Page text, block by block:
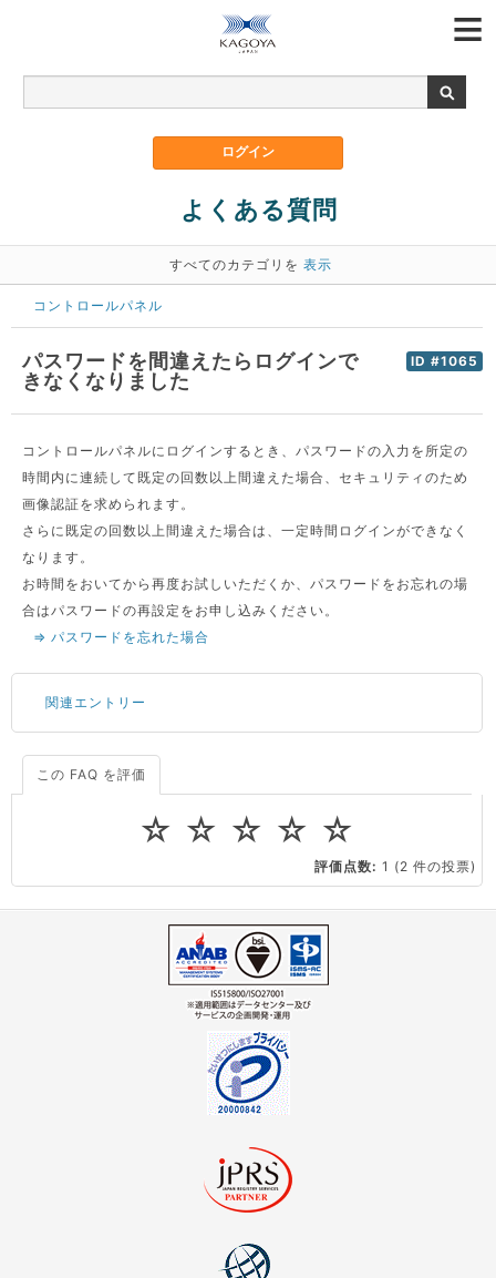
よくある質問
すべてのカテゴリを 表示
コントロールパネル
ID #1065
パスワードを間違えたらログインで
きなくなりました
コントロールパネルにログインするとき、パスワードの入力を所定の
時間内に連続して既定の回数以上間違えた場合、セキュリティのため
画像認証を求められます。
さらに既定の回数以上間違えた場合は、一定時間ログインができなく
なります。
お時間をおいてから再度お試しいただくか、パスワードをお忘れの場
合はパスワードの再設定をお申し込みください。
⇒ パスワードを忘れた場合
関連エントリー
サーバーが重いので調査してほしい
CPUやメモリをアップグレードしたい
この FAQ を評価
☆
☆
☆
☆
☆
評価点数: 1 (2 件の投票)